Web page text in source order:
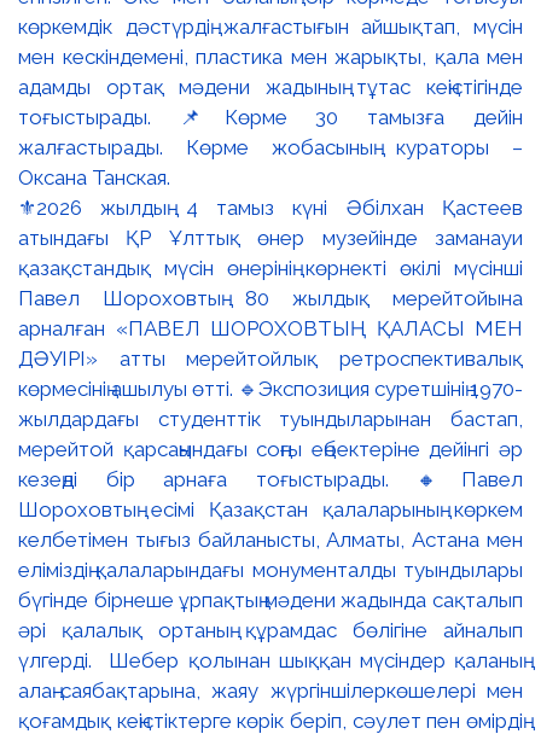
⚜️2026 жылдың 4 тамыз күні Әбілхан Қастеев
атындағы ҚР Ұлттық өнер музейінде заманауи
қазақстандық мүсін өнерінің көрнекті өкілі мүсінші
Павел Шороховтың 80 жылдық мерейтойына
арналған «ПАВЕЛ ШОРОХОВТЫҢ ҚАЛАСЫ МЕН
ДӘУІРІ» атты мерейтойлық ретроспективалық
көрмесінің ашылуы өтті. 🔹Экспозиция суретшінің 1970-
жылдардағы студенттік туындыларынан бастап,
мерейтой қарсаңындағы соңғы еңбектеріне дейінгі әр
кезеңді бір арнаға тоғыстырады. 🔸Павел
Шороховтың есімі Қазақстан қалаларының көркем
келбетімен тығыз байланысты, Алматы, Астана мен
еліміздің қалаларындағы монументалды туындылары
бүгінде бірнеше ұрпақтың мәдени жадында сақталып
әрі қалалық ортаның құрамдас бөлігіне айналып
үлгерді. Шебер қолынан шыққан мүсіндер қаланың
алаң-саябақтарына, жаяу жүргіншілеркөшелері мен
қоғамдық кеңістіктерге көрік беріп, сәулет пен өмірдің